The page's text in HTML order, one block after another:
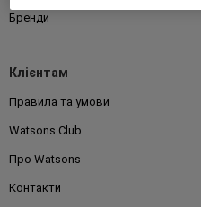
Бренди
Клієнтам
Правила та умови
Watsons Club
Про Watsons
Контакти